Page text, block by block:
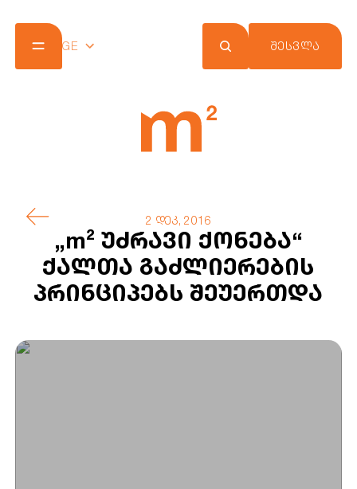
GE ᲨᲔᲡᲕᲚᲐ
2 დეკ, 2016
„m² უძრავი ქონება“
ქალთა გაძლიერების
პრინციპებს შეუერთდა